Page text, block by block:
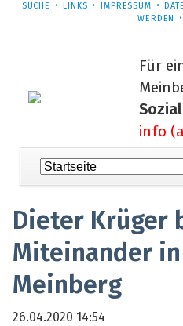
NAVIGATION
SUCHE LINKS IMPRESSUM
WERDEN
Für
info
Navigation
überspringen
Dieter Krüger
Miteinander
Meinberg
26.04.2020 14:54